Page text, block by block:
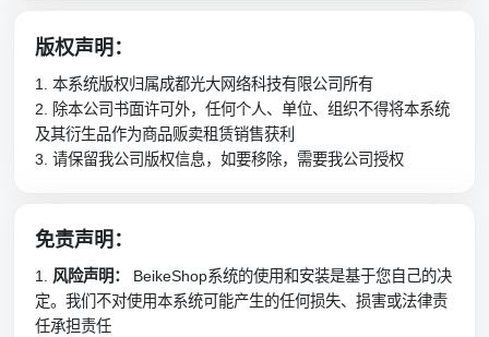
版权声明：
1. 本系统版权归属成都光大网络科技有限公司所有
2. 除本公司书面许可外，任何个人、单位、组织不得将本系统
及其衍生品作为商品贩卖租赁销售获利
3. 请保留我公司版权信息，如要移除，需要我公司授权
免责声明：
1. 风险声明：
BeikeShop系统的使用和安装是基于您自己的决
定。我们不对使用本系统可能产生的任何损失、损害或法律责
任承担责任